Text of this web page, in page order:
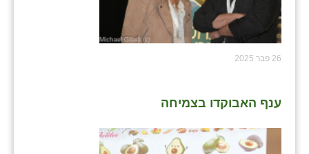
26 פבר 2025
ענף האבוקדו בצמיחה